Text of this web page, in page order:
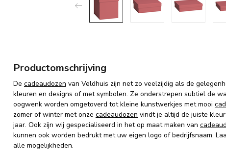
Productomschrijving
De cadeaudozen van Veldhuis zijn net zo veelzijdig als de
kleuren en designs of met symbolen. Ze onderstrepen subtiel de
oogwenk worden omgetoverd tot kleine kunstwerkjes met mooi
zomer of winter met onze cadeaudozen vindt je altijd de juiste
jaar. Ook zijn wij gespecialiseerd in het op maat maken van
kunnen ook worden bedrukt met uw eigen logo of bedrijfsnaam.
alle mogelijkheden.